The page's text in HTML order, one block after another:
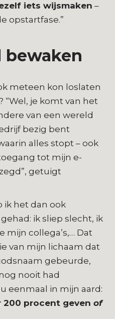
iets wijsmaken –
opstartfase.”
bewaken
meteen kon loslaten
“Wel, je komt van het
van een wereld
bezig bent
alles stopt – ook
tot mijn e-
getuigt
ik het dan ook
ik sliep slecht, ik
mijn collega’s,… Dat
van mijn lichaam dat
gebeurde,
nooit had
eenmaal in mijn aard:
200 procent gevenof